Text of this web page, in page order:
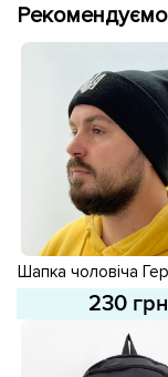
Рекомендуємо
Шапка чоловіча
Чорна
230 грн